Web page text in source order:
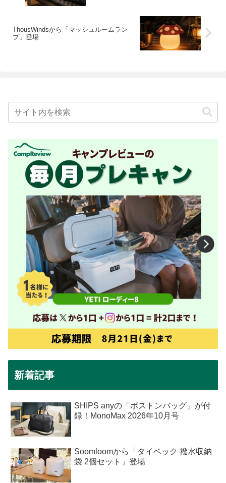
ThousWindsから「マッシュルームラン
プ」登場
新着記事
SHIPS anyの「ボストンバッグ」が付
録！MonoMax 2026年10月号
Soomloomから「タイベック 撥水収納
袋 2個セット」登場